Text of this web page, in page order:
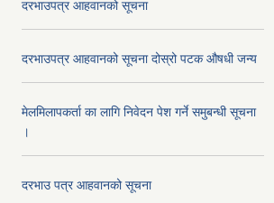
दरभाउपत्र आहवानको सूचना
दरभाउपत्र आहवानको सूचना दोस्रो पटक औषधी जन्य
मेलमिलापकर्ता का लागि निवेदन पेश गर्ने समुबन्धी सूचना
।
दरभाउ पत्र आहवानको सूचना